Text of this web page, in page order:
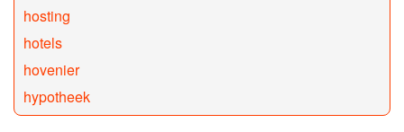
hosting
hotels
hovenier
hypotheek